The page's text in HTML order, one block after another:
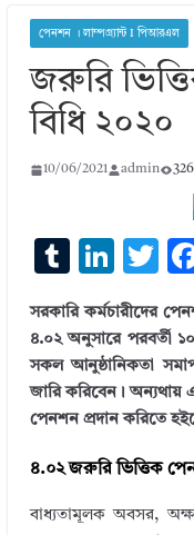
পেনশন । লাম্পগ্র্যান্ট I পিআরএল
জরুরি
বিধি ২০২০
10/06/2021 admin
T
m
bl
r
Li
k
e
dI
n
T
it
te
r
সরকারি কর্মচারীদের
৪.০২ অনুসারে পরবর্তী
সকল আনুষ্ঠানিকতা
জারি করিবেন। অন্যথায়
পেনশন প্রদান করিতে
৪.০২ জরুরি ভিত্তিক
বাধ্যতামূলক অবসর,